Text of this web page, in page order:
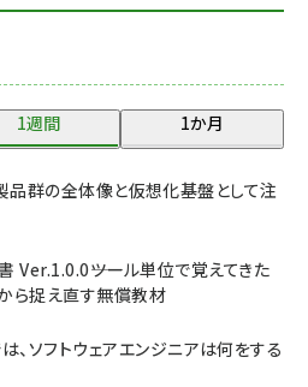
1週間 1か月
品群の全体像と仮想化基盤として注
Ver.1.0.0――ツール単位で覚えてきた
ら捉え直す無償教材
、ソフトウェアエンジニアは何をする